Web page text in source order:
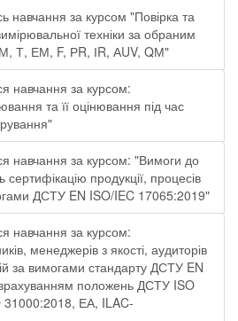
навчання за курсом "Повірка та
техніки за обраним
Т, ЕМ, F, РR, ІR, АUV, QМ"
навчання за курсом:
та її оцінювання під час
навчання за курсом: "Вимоги до
продукції, процесів
ДСТУ EN ISO/IEC 17065:2019"
навчання за курсом:
менеджерів з якості, аудиторів
за вимогами стандарту ДСТУ EN
положень ДСТУ ISO
ЕА, ILAC-